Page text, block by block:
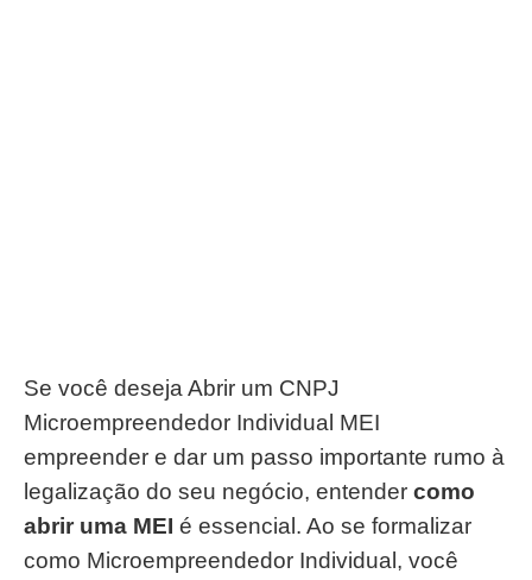
Se você deseja Abrir um CNPJ
Microempreendedor Individual MEI
empreender e dar um passo importante rumo à
legalização do seu negócio, entender como
abrir uma MEI é essencial. Ao se formalizar
como Microempreendedor Individual, você